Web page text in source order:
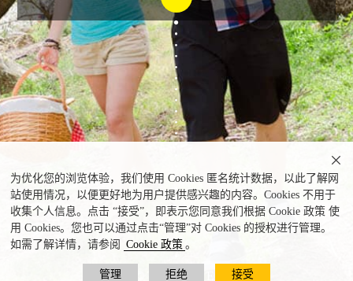
为优化您的浏览体验，我们使用 Cookies 匿名统计数据，以此了解网
站使用情况，以便更好地为用户提供感兴趣的内容。Cookies 不用于
收集个人信息。点击 “接受”，即表示您同意我们根据 Cookie 政策 使
用 Cookies。您也可以通过点击“管理”对 Cookies 的授权进行管理。
如需了解详情，请参阅
Cookie 政策 。
管理 拒绝 接受

Jerte山谷 © Turismo de Extremadura